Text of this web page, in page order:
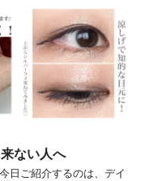
ない人へ
日ご紹介するのは、デイ